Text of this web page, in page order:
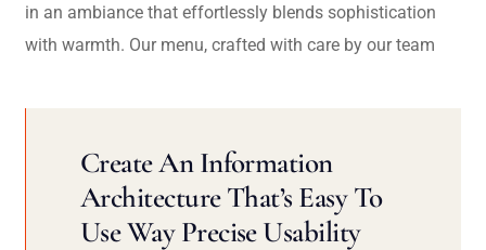
in an ambiance that effortlessly blends sophistication
with warmth. Our menu, crafted with care by our team
Create An Information
Architecture That’s Easy To
Use Way Precise Usability